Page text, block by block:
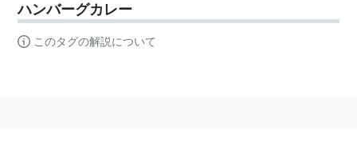
ハンバーグカレー
このタグの解説について